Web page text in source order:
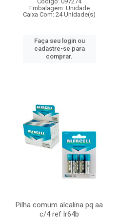
Embalagem: Unidade
Caixa Com: 24 Unidade(s)
Faça seu login ou
cadastre-se para
comprar.
Pilha comum alcalina pq aa
c/4 ref lr64b